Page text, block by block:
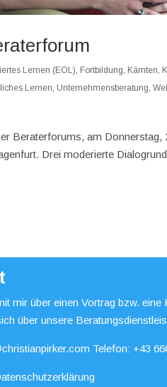
Lernen (EOL) Fortbildung Kärnten
Lernen Unternehmensberatung ,
Beraterforums, am Donnerstag,
Drei moderierte
mir über einen Vortrag bzw.
über unsere
Telefon: +43